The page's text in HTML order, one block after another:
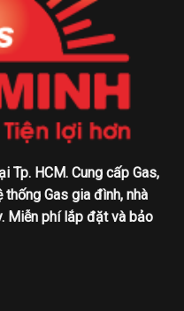
Tp. HCM. Cung cấp Gas,
Gas gia đình, nhà
Miễn phí lắp đặt và bảo